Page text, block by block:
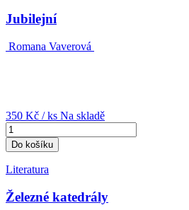
Jubilejní
Romana Vaverová
350 Kč / ks Na skladě
Do košíku
Literatura
Železné katedrály